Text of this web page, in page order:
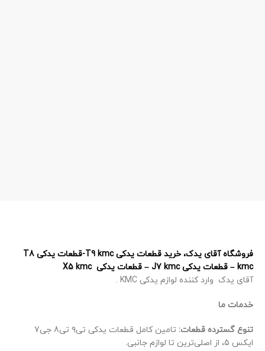
فروشگاه آقای یدک، خرید قطعات یدکی T9 kmc-قطعات یدکی T8
kmc – قطعات یدکی J7 kmc – قطعات یدکی X5 kmc
آقای یدک وارد کننده لوازم یدکی KMC .
خدمات ما
تنوع گسترده قطعات:
تامین کامل قطعات یدکی تی۹ تی8 جی7
ایکس 5، از اصلی‌ترین تا لوازم جانبی.